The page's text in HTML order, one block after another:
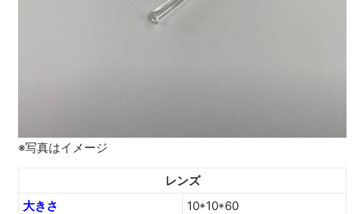
※写真はイメージ
レンズ
大きさ
10*10*60